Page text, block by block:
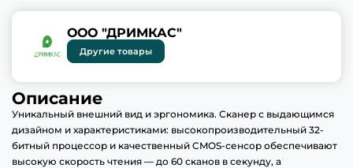
ООО "ДРИМКАС"
Другие товары
Описание
Уникальный внешний вид и эргономика. Сканер с выдающимся
дизайном и характеристиками: высокопроизводительный 32-
битный процессор и качественный CMOS-сенсор обеспечивают
высокую скорость чтения — до 60 сканов в секунду, а